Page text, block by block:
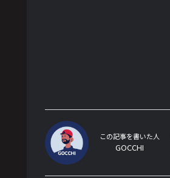
この記事を書いた人
GOCCHI